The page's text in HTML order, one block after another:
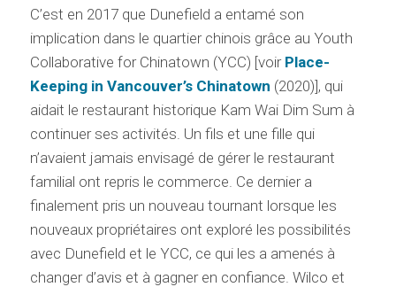
C’est en 2017 que Dunefield a entamé son
implication dans le quartier chinois grâce au Youth
Collaborative for Chinatown (YCC) [voir Place-
Keeping in Vancouver’s Chinatown (2020)], qui
aidait le restaurant historique Kam Wai Dim Sum à
continuer ses activités. Un fils et une fille qui
n’avaient jamais envisagé de gérer le restaurant
familial ont repris le commerce. Ce dernier a
finalement pris un nouveau tournant lorsque les
nouveaux propriétaires ont exploré les possibilités
avec Dunefield et le YCC, ce qui les a amenés à
changer d’avis et à gagner en confiance. Wilco et